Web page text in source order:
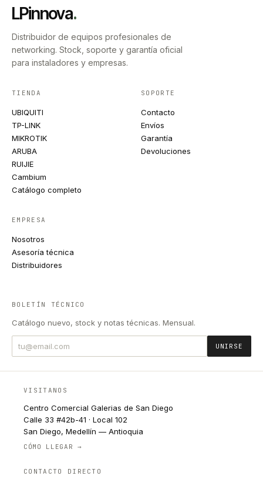
LPinnova.
Distribuidor de equipos profesionales de
networking. Stock, soporte y garantía oficial
para instaladores y empresas.
TIENDA
UBIQUITI
TP-LINK
MIKROTIK
ARUBA
RUIJIE
Cambium
Catálogo completo
SOPORTE
Contacto
Envíos
Garantía
Devoluciones
EMPRESA
Nosotros
Asesoría técnica
Distribuidores
BOLETÍN TÉCNICO
Catálogo nuevo, stock y notas técnicas. Mensual.
UNIRSE
VISITANOS
Centro Comercial Galerias de San Diego
Calle 33 #42b-41 · Local 102
San Diego, Medellín — Antioquia
CÓMO LLEGAR →
CONTACTO DIRECTO